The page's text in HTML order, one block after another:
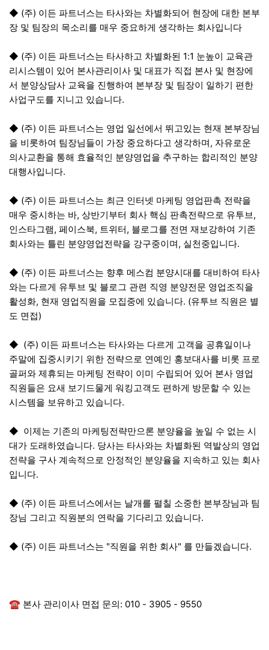
◆ (주) 이든 파트너스는 타사와는 차별화되어 현장에 대한 본부
장 및 팀장의 목소리를 매우 중요하게 생각하는 회사입니다
◆ (주) 이든 파트너스는 타사하고 차별화된 1:1 눈높이 교육관
리시스템이 있어 본사관리이사 및 대표가 직접 본사 및 현장에
서 분양상담사 교육을 진행하여 본부장 및 팀장이 일하기 편한
사업구도를 지니고 있습니다.
◆ (주) 이든 파트너스는 영업 일선에서 뛰고있는 현재 본부장님
을 비롯하여 팀장님들이 가장 중요하다고 생각하며, 자유로운
의사교환을 통해 효율적인 분양영업을 추구하는 합리적인 분양
대행사입니다.
◆ (주) 이든 파트너스는 최근 인터넷 마케팅 영업판촉 전략을
매우 중시하는 바, 상반기부터 회사 핵심 판촉전략으로 유투브,
인스타그램, 페이스북, 트위터, 블로그를 전면 재보강하여 기존
회사와는 틀린 분양영업전략을 강구중이며, 실천중입니다.
◆ (주) 이든 파트너스는 향후 메스컴 분양시대를 대비하여 타사
와는 다르게 유투브 및 블로그 관련 직영 분양전문 영업조직을
활성화, 현재 영업직원을 모집중에 있습니다. (유투브 직원은 별
도 면접)
◆ (주) 이든 파트너스는 타사와는 다르게 고객을 공휴일이나
주말에 집중시키기 위한 전략으로 연예인 홍보대사를 비롯 프로
골퍼와 제휴되는 마케팅 전략이 이미 수립되어 있어 본사 영업
직원들은 요새 보기드물게 워킹고객도 편하게 방문할 수 있는
시스템을 보유하고 있습니다.
◆ 이제는 기존의 마케팅전략만으론 분양율을 높일 수 없는 시
대가 도래하였습니다. 당사는 타사와는 차별화된 역발상의 영업
전략을 구사 계속적으로 안정적인 분양율을 지속하고 있는 회사
입니다.
◆ (주) 이든 파트너스에서는 날개를 펼칠 소중한 본부장님과 팀
장님 그리고 직원분의 연락을 기다리고 있습니다.
◆ (주) 이든 파트너스는 "직원을 위한 회사" 를 만들겠습니다.
☎ 본사 관리이사 면접 문의: 010 - 3905 - 9550